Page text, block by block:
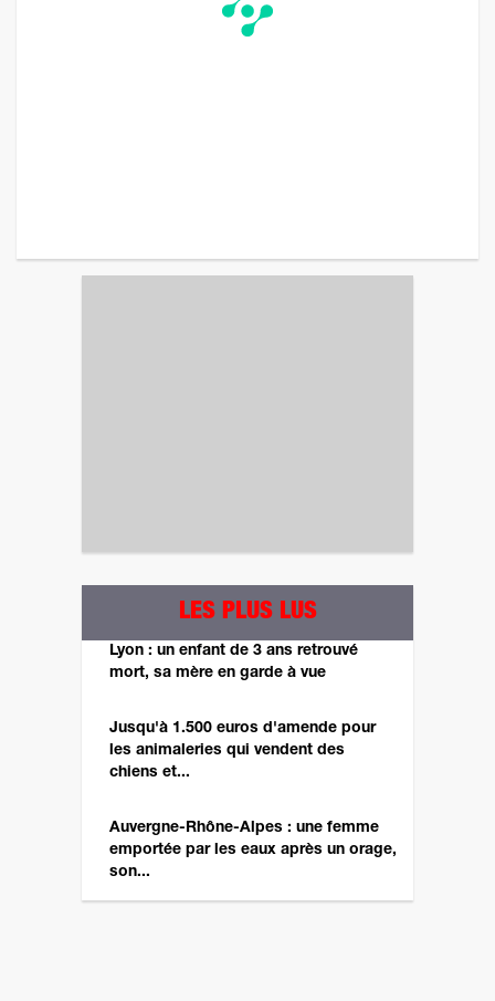
LES PLUS LUS
Lyon : un enfant de 3 ans retrouvé
mort, sa mère en garde à vue
Jusqu'à 1.500 euros d'amende pour
les animaleries qui vendent des
chiens et...
Auvergne-Rhône-Alpes : une femme
emportée par les eaux après un orage,
son...